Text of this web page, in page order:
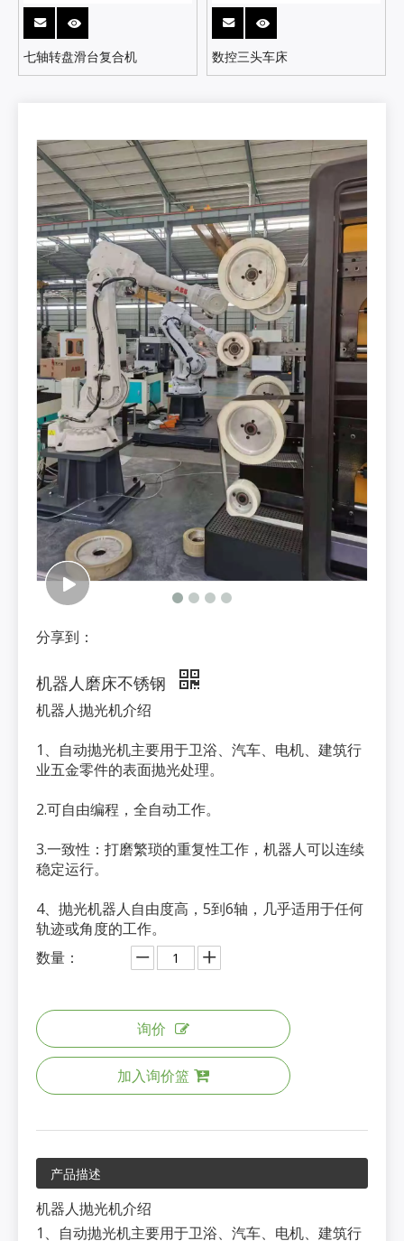
七轴转盘滑台复合机 数控三头车床
分享到：
机器人磨床不锈钢
机器人抛光机介绍
1、自动抛光机主要用于卫浴、汽车、电机、建筑行
业五金零件的表面抛光处理。
2.可自由编程，全自动工作。
3.一致性：打磨繁琐的重复性工作，机器人可以连续
稳定运行。
4、抛光机器人自由度高，5到6轴，几乎适用于任何
轨迹或角度的工作。
数量：
询价
加入询价篮
产品描述
机器人抛光机介绍
1、自动抛光机主要用于卫浴、汽车、电机、建筑行